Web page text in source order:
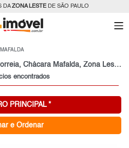
DAZONA LESTEDE SÃO PAULO
Imóveis na Rua Raimundo Correia, Chácara Mafalda, Zona Leste, São Paulo, SP
encontrados
PRINCIPAL *
e Ordenar